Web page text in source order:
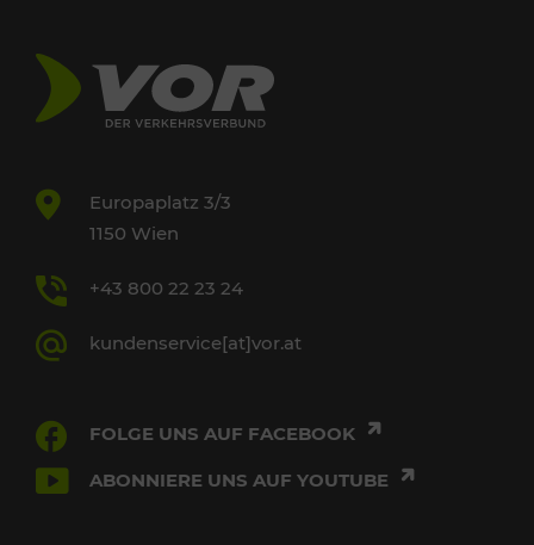
Europaplatz 3/3
1150 Wien
+43 800 22 23 24
kundenservice[at]vor.at
FOLGE UNS AUF FACEBOOK
ABONNIERE UNS AUF YOUTUBE